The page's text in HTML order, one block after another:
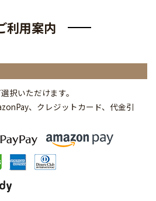
利用案内
択いただけます。
、クレジットカード、代金引